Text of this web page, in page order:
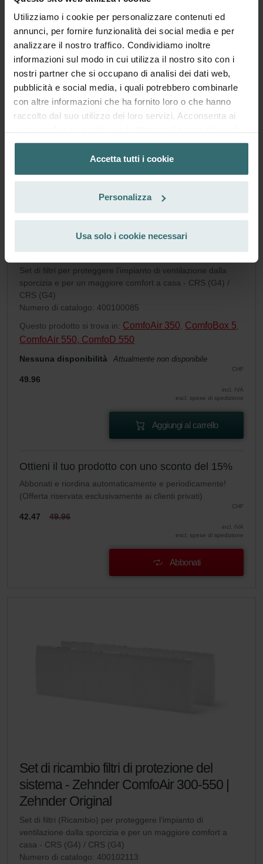
Utilizziamo i cookie per personalizzare contenuti ed
annunci, per fornire funzionalità dei social media e per
analizzare il nostro traffico. Condividiamo inoltre
informazioni sul modo in cui utilizza il nostro sito con i
nostri partner che si occupano di analisi dei dati web,
pubblicità e social media, i quali potrebbero combinarle
con altre informazioni che ha fornito loro o che hanno
raccolto dal suo utilizzo dei loro servizi. Acconsenta ai
Datenschutzerklärung der Zehnder Group
Zehnder Group België nv/sa: Déclarations de confidentialité
Zehnder Group Czech Republic s.r.o.: Zásady ochrany
Zehnder Group Italia S.r.l.: Privacy
Zehnder Group İç Mekan İklimlendirme Sanayi ve Ticaret
Limitet Şirketi: Web Sitesi Çerezleri
Zehnder Group Nederland bv: Privacyverklaringen
Zehnder Group Sales International: Privacy Policy
Zehnder Group Schweiz AG: Datenschutz
Zehnder Polska Sp. z o.o.: Oświadczenie o ochronie
Zehnder Group UK Limited: Privacy Policy
Accetta tutti i cookie
Personalizza
Usa solo i cookie necessari
Abbonati
Set di filtri di protezione del sistema -
Zehnder ComfoAir 300-550 | Zehnder
Original
Set di filtri per proteggere l’impianto di ventilazione dalla
sporcizia e per un maggiore comfort a casa - CRS (G4) /
CRS (G4)
Numero di catalogo: 400100085
Questo prodotto si trova in: ComfoAir 350 ComfoBox 5
ComfoAir 550, ComfoD 550
Nessuna disponibilità Attualmente non disponibile
CHF
49.96
incl. IVA
escl. spese di spedizione
Aggiungi al carrello
Ottieni il tuo prodotto con uno sconto del 15%
Abbonati e riordina automaticamente e periodicamente!
(Offerta riservata esclusivamente ai clienti privati)
CHF
42.47 49.96
incl. IVA
escl. spese di spedizione
Abbonati
Set di ricambio filtri di protezione del
sistema - Zehnder ComfoAir 300-550 |
Zehnder Original
Set di filtri (Ricambio) per proteggere l’impianto di
ventilazione dalla sporcizia e per un maggiore comfort a
casa - CRS (G4) / CRS (G4)
Numero di catalogo: 400102113